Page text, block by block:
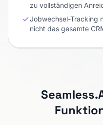
zu vollständigen
Jobwechsel-Tracking
nicht das gesamte